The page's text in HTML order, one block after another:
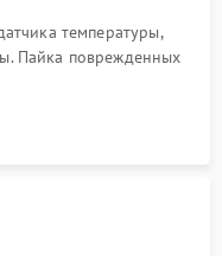
температуры,
Пайка поврежденных
и контактов.